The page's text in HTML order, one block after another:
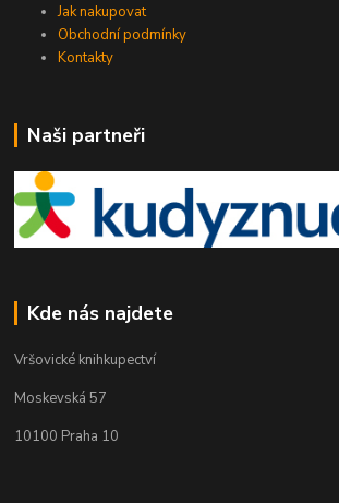
Jak nakupovat
Obchodní podmínky
Kontakty
Naši partneři
Kde nás najdete
Vršovické knihkupectví
Moskevská 57
10100 Praha 10